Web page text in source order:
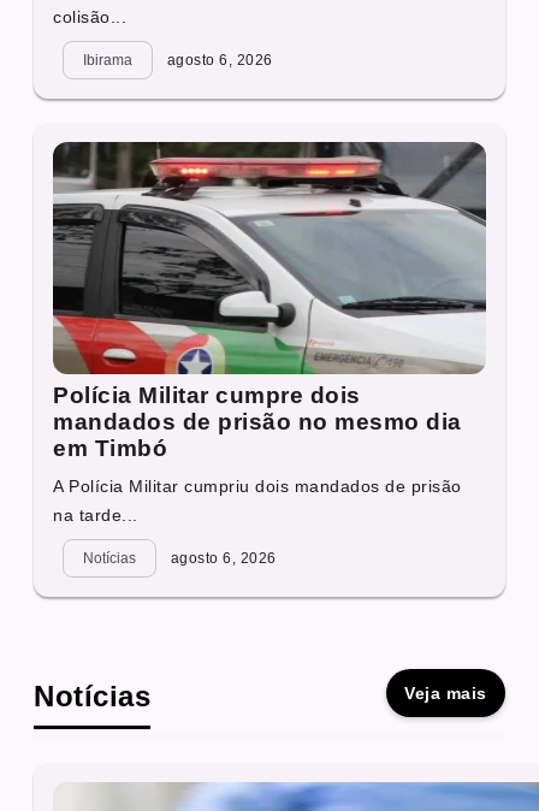
colisão...
Ibirama agosto 6, 2026
Polícia Militar cumpre dois
mandados de prisão no mesmo dia
em Timbó
A Polícia Militar cumpriu dois mandados de prisão
na tarde...
Notícias agosto 6, 2026
Notícias Veja mais